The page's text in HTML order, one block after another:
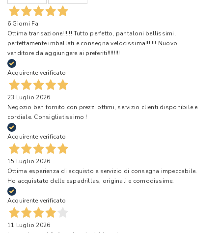
6 Giorni Fa
Ottima transazione!!!!!! Tutto perfetto, pantaloni bellissimi,
perfettamente imballati e consegna velocissima!!!!!!! Nuovo
venditore da aggiungere ai preferiti!!!!!!!!
Acquirente verificato
23 Luglio 2026
Negozio ben fornito con prezzi ottimi, servizio clienti disponibile e
cordiale. Consigliatissimo !
Acquirente verificato
15 Luglio 2026
Ottima esperienza di acquisto e servizio di consegna impeccabile.
Ho acquistato delle espadrillas, originali e comodissime.
Acquirente verificato
11 Luglio 2026